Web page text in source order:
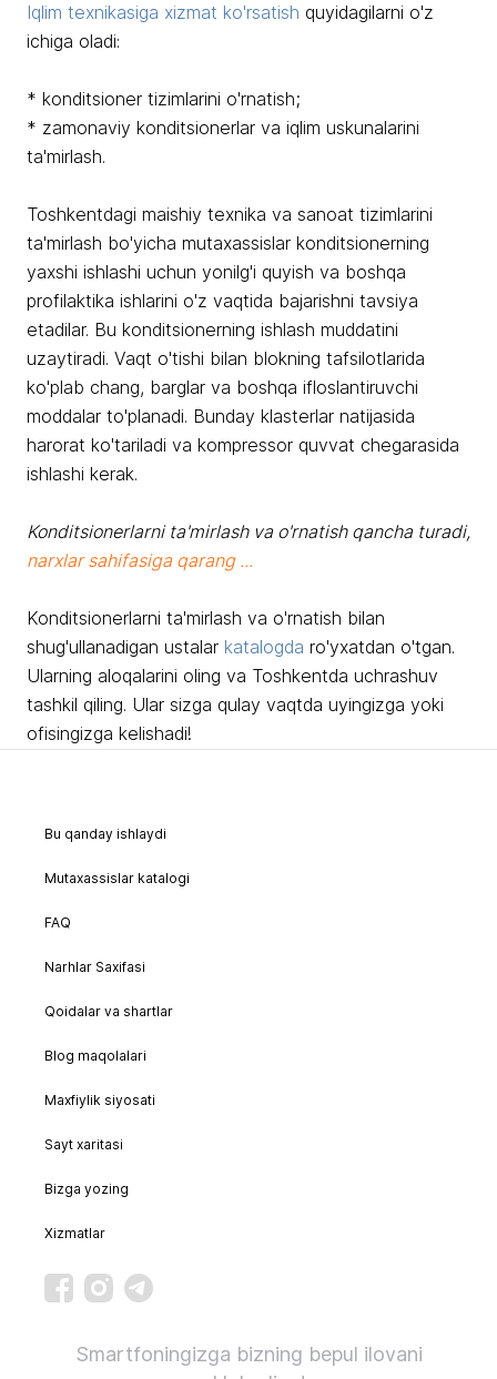
Iqlim texnikasiga xizmat ko'rsatish quyidagilarni o'z
ichiga oladi:
* konditsioner tizimlarini o'rnatish;
* zamonaviy konditsionerlar va iqlim uskunalarini
ta'mirlash.
Toshkentdagi maishiy texnika va sanoat tizimlarini
ta'mirlash bo'yicha mutaxassislar konditsionerning
yaxshi ishlashi uchun yonilg'i quyish va boshqa
profilaktika ishlarini o'z vaqtida bajarishni tavsiya
etadilar. Bu konditsionerning ishlash muddatini
uzaytiradi. Vaqt o'tishi bilan blokning tafsilotlarida
ko'plab chang, barglar va boshqa ifloslantiruvchi
moddalar to'planadi. Bunday klasterlar natijasida
harorat ko'tariladi va kompressor quvvat chegarasida
ishlashi kerak.
Konditsionerlarni ta'mirlash va o'rnatish qancha turadi,
narxlar sahifasiga qarang ...
Konditsionerlarni ta'mirlash va o'rnatish bilan
shug'ullanadigan ustalar katalogda ro'yxatdan o'tgan.
Ularning aloqalarini oling va Toshkentda uchrashuv
tashkil qiling. Ular sizga qulay vaqtda uyingizga yoki
ofisingizga kelishadi!
Bu qanday ishlaydi
Mutaxassislar katalogi
FAQ
Narhlar Saxifasi
Qoidalar va shartlar
Blog maqolalari
Maxfiylik siyosati
Sayt xaritasi
Bizga yozing
Xizmatlar
Smartfoningizga bizning bepul ilovani